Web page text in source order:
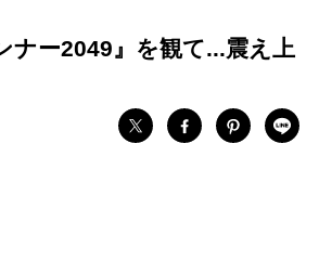
ナー2049』を観て...震え上